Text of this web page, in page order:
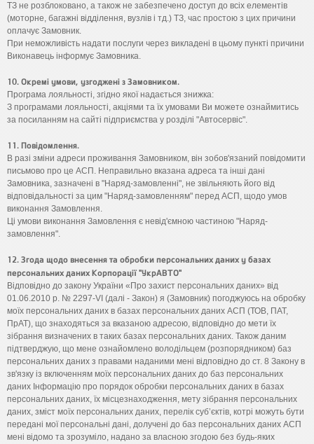
ТЗ не розблоковано, а також не забезпечено доступ до всіх елементів
(моторне, багажні відділення, вузлів і тд.) ТЗ, час простою з цих причини
оплачує Замовник.
При неможливість надати послуги через викладені в цьому пункті причини
Виконавець інформує Замовника.
10. Окремі умови, узгоджені з Замовником.
Програма лояльності, згідно якої надається знижка:
З програмами лояльності, акціями та їх умовами Ви можете ознаймитись
за посиланням на сайті підприємства у розділі "Автосервіс".
11. Повідомлення.
В разі зміни адреси проживання Замовником, він зобов'язаний повідомити
письмово про це АСП. Неправильно вказана адреса та інші дані
Замовника, зазначені в "Наряд-замовленні", не звільняють його від
відповідальності за цим "Наряд-замовленням" перед АСП, щодо умов
виконання Замовлення.
Ці умови виконання Замовлення є невід'ємною частиною "Наряд-
замовлення".
12. Згода щодо внесення та обробки персональних даних у базах
персональних даних Корпорації "УкрАВТО"
Відповідно до закону України «Про захист персональних даних» від
01.06.2010 р. № 2297-VI (далі - Закон) я (Замовник) погоджуюсь на обробку
моїх персональних даних в базах персональних даних АСП (ТОВ, ПАТ,
ПрАТ), що знаходяться за вказаною адресою, відповідно до мети їх
зібрання визначених в таких базах персональних даних. Також даним
підтверджую, що мене ознайомлено володільцем (розпорядником) баз
персональних даних з правами наданими мені відповідно до ст. 8 Закону в
зв'язку із включенням моїх персональних даних до баз персональних
даних Інформацію про порядок обробки персональних даних в базах
персональних даних, їх місцезнаходження, мету зібрання персональних
даних, зміст моїх персональних даних, перелік суб’єктів, котрі можуть бути
передані мої персональні дані, долучені до баз персональних даних АСП
мені відомо та зрозуміло, надано за власною згодою без будь-яких